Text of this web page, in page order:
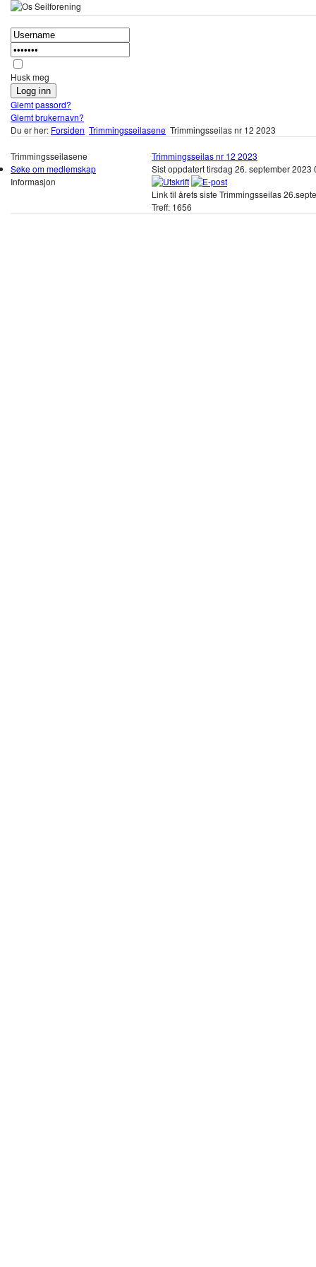
Husk meg
Glemt passord?
Glemt brukernavn?
Du er her: Forsiden Trimmingsseilasene Trimmingsseilas nr 12 2023
Trimmingsseilasene
Søke om medlemskap
Informasjon
Trimmingsseilas nr 12 2023
Sist oppdatert tirsdag 26. september 2023
Link til årets siste Trimmingsseilas
Treff: 1656